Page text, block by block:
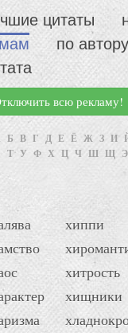
цитаты
по автору
всю рекламу!
Б В Г Д Е Ё Ж З И
Т У Ф Х Ц Ч Ш Щ Э
хиппи
хитрость
хищники